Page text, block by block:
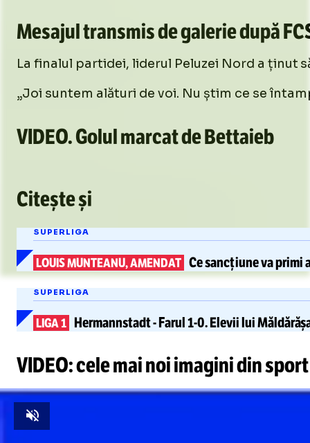
Mesajul transmis de galerie după
La finalul partidei, liderul Peluzei Nord a ținut
„Joi suntem alături de voi. Nu știm ce se
VIDEO. Golul marcat de Bettaieb
Unmute
Citește și
SUPERLIGA
LOUIS MUNTEANU, AMENDAT Cesancțiuneva primi
SUPERLIGA
LIGA 1 Hermannstadt-Farul1-0.Elevii lui
VIDEO: cele mai noi imagini din sport
Unmute